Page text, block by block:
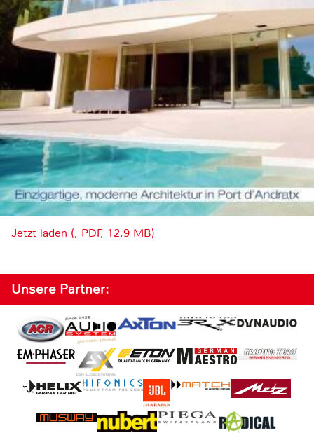
Jetzt laden (, PDF, 12.9 MB)
Unsere Partner: